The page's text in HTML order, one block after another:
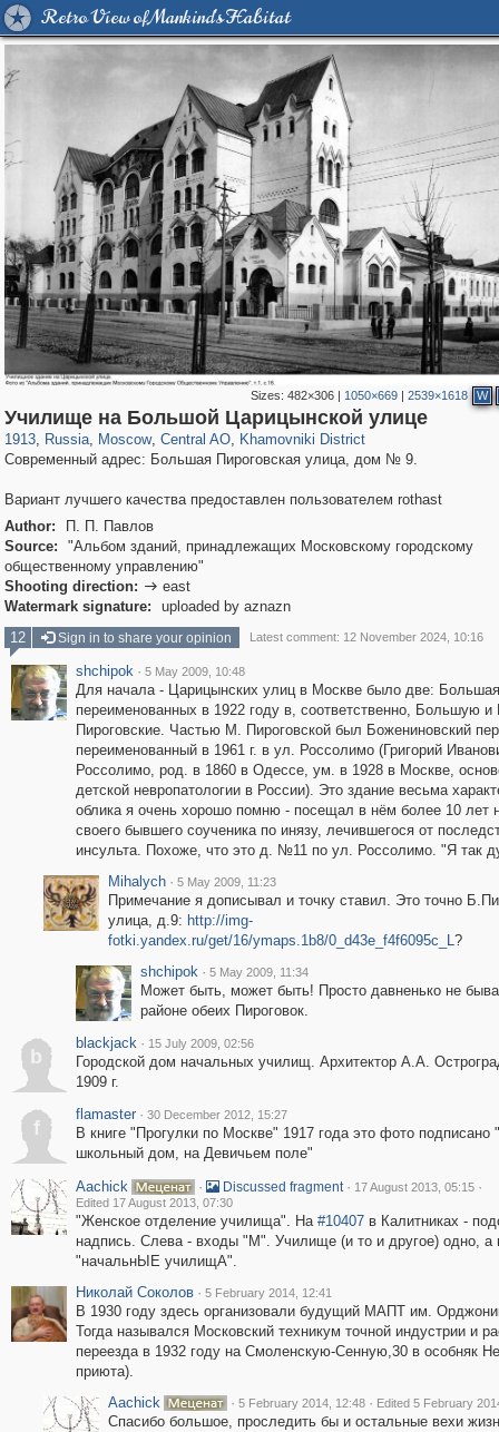
Retro View of Mankind's Habitat
Sizes:482×306 | 1050×669 |2539×1618 W
Училище на Большой Царицынской улице
1913, Russia
1,406,257 29,243
, Moscow
319,779 8,286
, Central AO
159,978 5,916
, Khamovniki District
19,394 722
Современный адрес: Большая Пироговская улица, дом № 9.
Вариант лучшего качества предоставлен пользователем rothast
Author:
П. П. Павлов
Source:
"Альбом зданий, принадлежащих Московскому городскому
общественному управлению"
Shooting direction:  east
Watermark signature:
uploaded by aznazn
12
Sign in to share your opinion Latest comment: 12 November 2024, 10:16
shchipok · 5 May 2009, 10:48
Для начала - Царицынских улиц в Москве было две:
переименованных в 1922 году в, соответственно, Большую
Пироговские. Частью М. Пироговской был Божениновский
переименованный в 1961 г. в ул. Россолимо (Григорий
Россолимо, род. в 1860 в Одессе, ум. в 1928 в Москве,
детской невропатологии в России). Это здание весьма
облика я очень хорошо помню - посещал в нём более 10 лет
своего бывшего соученика по инязу, лечившегося от
инсульта. Похоже, что это д. №11 по ул. Россолимо. "Я так
Mihalych · 5 May 2009, 11:23
Примечание я дописывал и точку ставил. Это точно
улица, д.9: http://img-
fotki.yandex.ru/get/16/ymaps.1b8/0_d43e_f4f6095c_L?
shchipok · 5 May 2009, 11:34
Может быть, может быть! Просто давненько не
районе обеих Пироговок.
b
blackjack · 15 July 2009, 02:56
Городской дом начальных училищ. Архитектор А.А.
1909 г.
f
flamaster · 30 December 2012, 15:27
В книге "Прогулки по Москве" 1917 года это фото подписано
школьный дом, на Девичьем поле"
Aachick
· Discussed fragment · 17 August 2013, 05:15 ·
Edited 17 August 2013, 07:30
"Женское отделение училища". На #10407в Калитниках -
надпись. Слева - входы "М". Училище (и то и другое) одно, а
"начальнЫЕ училищА".
Николай Соколов · 5 February 2014, 12:41
В 1930 году здесь организовали будущий МАПТ им.
Тогда назывался Московский техникум точной индустрии и
переезда в 1932 году на Смоленскую-Сенную,30 в особняк
приюта).
Aachick
· 5 February 2014, 12:48 · Edited 5 February
Cпасибо большое, проследить бы и остальные вехи